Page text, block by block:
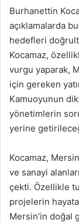
Burhanettin
açıklamalarda
hedefleri
Kocamaz,
vurgu yaparak,
için gereken
Kamuoyunun
yönetimlerin
yerine
Kocamaz,
ve sanayi
çekti. Özellikle
projelerin
Mersin’in